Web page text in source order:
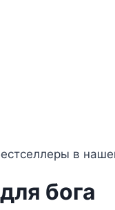
в
бога